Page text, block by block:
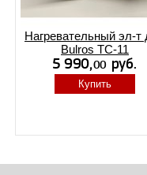
Нагревательный эл-т
Bulros TC-11
Купить